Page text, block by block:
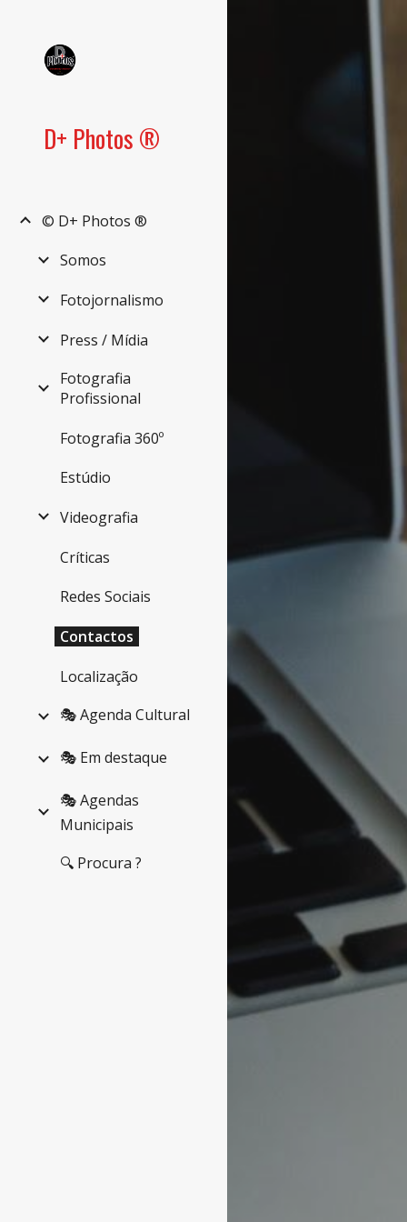
D+ Photos ®
© D+ Photos ®
Somos
Fotojornalismo
Press / Mídia
Fotografia
Profissional
Fotografia 360º
Estúdio
Videografia
Críticas
Redes Sociais
Contactos
Localização
🎭 Agenda Cultural
🎭 Em destaque
🎭 Agendas
Municipais
🔍 Procura ?